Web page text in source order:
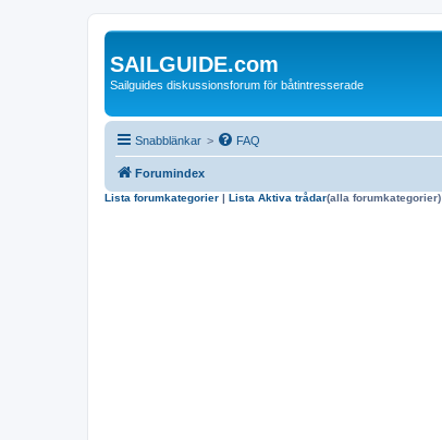
SAILGUIDE.com
Sailguides diskussionsforum för båtintresserade
Snabblänkar > FAQ
Forumindex
Lista forumkategorier | Lista Aktiva trådar(alla forumkategorier)